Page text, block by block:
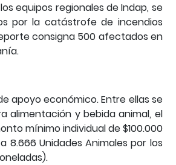
equipos regionales de Indap, se
por la catástrofe de incendios
consigna 500 afectados en
apoyo económico. Entre ellas se
alimentación y bebida animal, el
mínimo individual de $100.000
8.666 Unidades Animales por los